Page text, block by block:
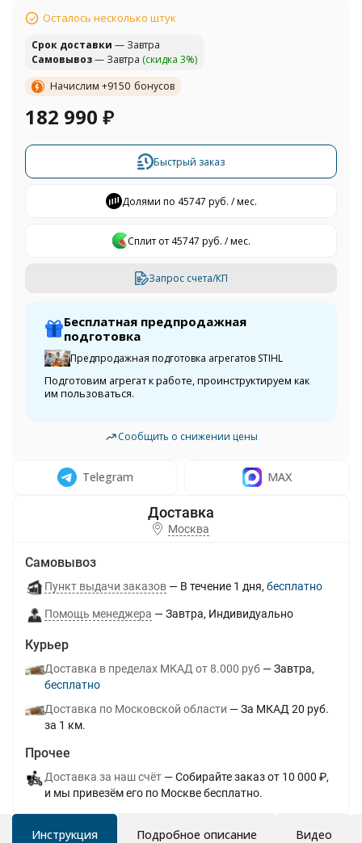
Осталось несколько штук
Cрок доставки — Завтра
Самовывоз— Завтра (скидка 3%)
Начислим +9150 бонусов
182 990 ₽
Быстрый заказ
Долями по 45747 руб. / мес.
Сплит от 45747 руб. / мес.
Запрос счета/КП
Бесплатная предпродажная
подготовка
Предпродажная подготовка агрегатов STIHL
Подготовим агрегат к работе, проинструктируем как
им пользоваться.
Сообщить о снижении цены
Telegram MAX
Москва
Самовывоз
Пункт выдачи заказов В течение 1 дня Бесплатно
Помощь менеджера Завтра Индивидуально
Курьер
Доставка в пределах МКАД от 8.000 руб
Завтра
Бесплатно
Доставка по Московской области
За МКАД 20 руб.
за 1 км.
Прочее
Доставка за наш счёт
Собирайте заказ от 10 000 ₽,
и мы привезём его по Москве бесплатно.
Инструкция Подробное описание Видео